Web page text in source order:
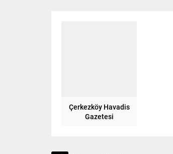
Çerkezköy Havadis
Gazetesi